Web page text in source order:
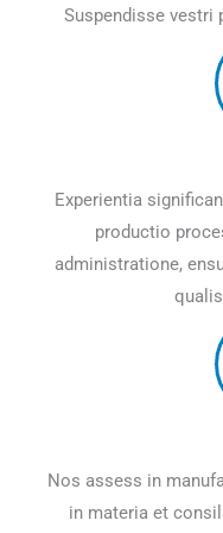
Suspendisse vestri
Experientia
productio
administratione,
Nos assess in
in materia et